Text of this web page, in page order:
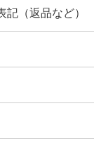
（返品など）